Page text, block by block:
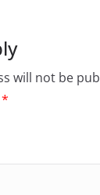
will not be
*